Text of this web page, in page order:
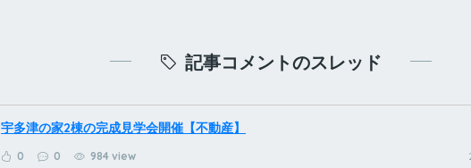
記事コメントのスレッド
宇多津の家2棟の完成見学会開催【不動産】
0 0 984 view